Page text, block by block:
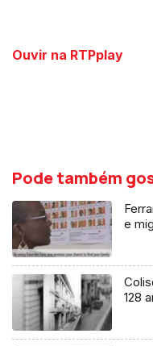
Ouvir na RTPplay
Pode também
e
128